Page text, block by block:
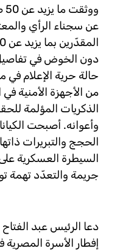
عن سجناء الرأي
دون الخوض في تفاصيل
حالة حرية الإعلام في
من الأجهزة الأمنية
الذكريات المؤلمة
وأعوانه. أصبحت
الحجج والتبريرات
السيطرة العسكرية
جريمة والتعدّد تهمة
دعا الرئيس عبد
إفطار الأسرة